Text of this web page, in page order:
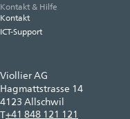
Viollier AG
Hagmattstrasse 14
4123 Allschwil
T+41 848 121 121
Kontakt & Hilfe
Kontakt
ICT-Support